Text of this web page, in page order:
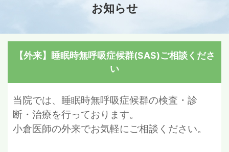
お知らせ
【外来】睡眠時無呼吸症候群(SAS)ご相談くださ
い
当院では、睡眠時無呼吸症候群の検査・診
断・治療を行っております。
小倉医師の外来でお気軽にご相談ください。